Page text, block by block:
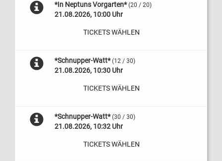
*In Neptuns Vorgarten* (20 / 20)
21.08.2026, 10:00 Uhr
TICKETS WÄHLEN
*Schnupper-Watt* (12 / 30)
21.08.2026, 10:30 Uhr
TICKETS WÄHLEN
*Schnupper-Watt* (30 / 30)
21.08.2026, 10:32 Uhr
TICKETS WÄHLEN